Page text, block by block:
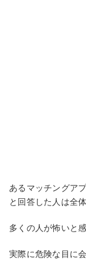
あるマッチングア
と回答した人は全
多くの人が怖いと
実際に危険な目に